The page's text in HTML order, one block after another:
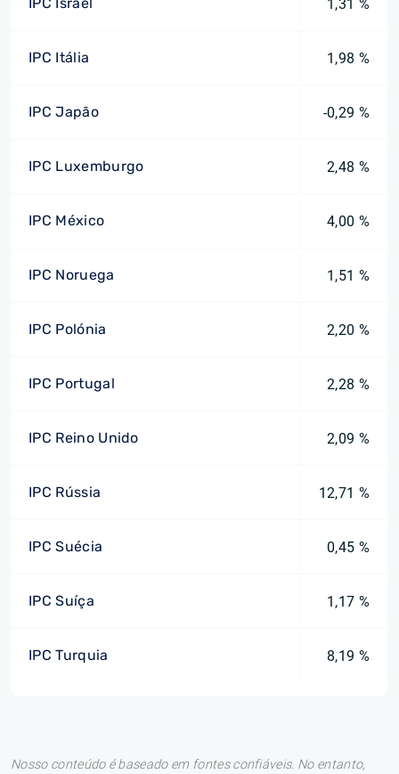
1,31 %
IPC Itália 1,98 %
IPC Japão -0,29 %
IPC Luxemburgo 2,48 %
IPC México 4,00 %
IPC Noruega 1,51 %
IPC Polónia 2,20 %
IPC Portugal 2,28 %
IPC Reino Unido 2,09 %
IPC Rússia 12,71 %
IPC Suécia 0,45 %
IPC Suíça 1,17 %
IPC Turquia 8,19 %
Nosso conteúdo é baseado em fontes confiáveis. No entanto,